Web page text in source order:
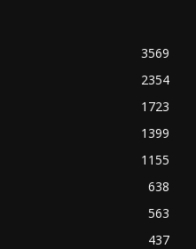
3569
2354
1723
1399
1155
638
563
437